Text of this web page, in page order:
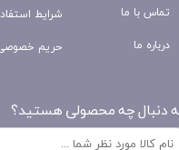
شرایط
حریم
تماس با ما
درباره ما
دنبال چه محصولی هستید؟